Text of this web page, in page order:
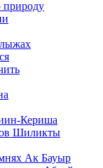
природу
Кериша
Шиликты
Ак Бауыр